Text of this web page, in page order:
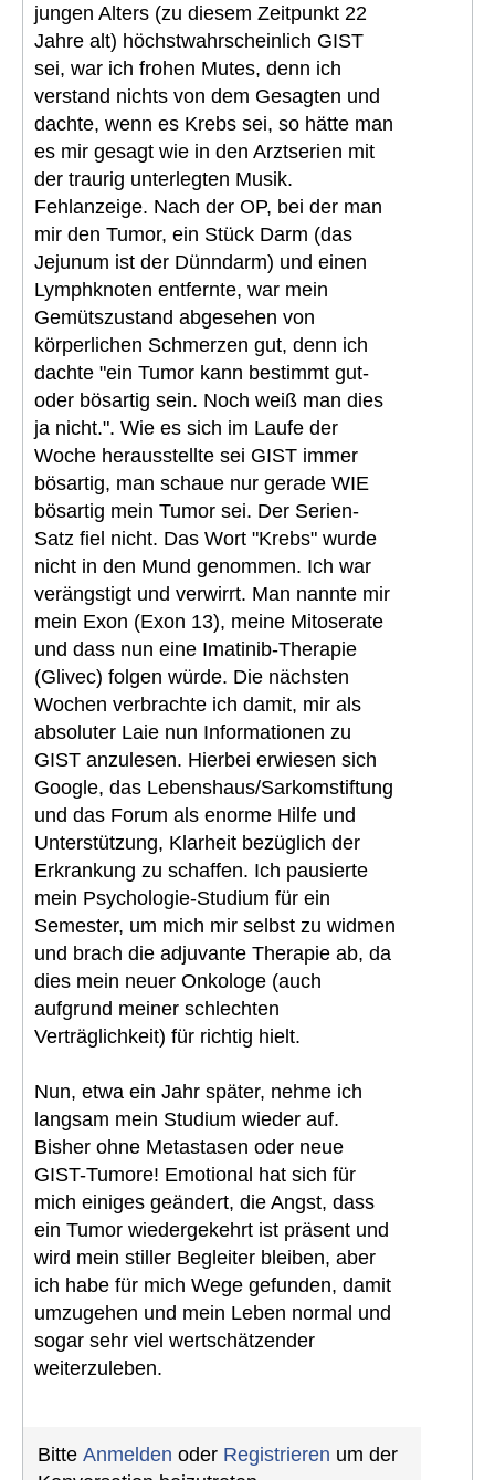
jungen Alters (zu diesem Zeitpunkt 22
Jahre alt) höchstwahrscheinlich GIST
sei, war ich frohen Mutes, denn ich
verstand nichts von dem Gesagten und
dachte, wenn es Krebs sei, so hätte man
es mir gesagt wie in den Arztserien mit
der traurig unterlegten Musik.
Fehlanzeige. Nach der OP, bei der man
mir den Tumor, ein Stück Darm (das
Jejunum ist der Dünndarm) und einen
Lymphknoten entfernte, war mein
Gemütszustand abgesehen von
körperlichen Schmerzen gut, denn ich
dachte "ein Tumor kann bestimmt gut-
oder bösartig sein. Noch weiß man dies
ja nicht.". Wie es sich im Laufe der
Woche herausstellte sei GIST immer
bösartig, man schaue nur gerade WIE
bösartig mein Tumor sei. Der Serien-
Satz fiel nicht. Das Wort "Krebs" wurde
nicht in den Mund genommen. Ich war
verängstigt und verwirrt. Man nannte mir
mein Exon (Exon 13), meine Mitoserate
und dass nun eine Imatinib-Therapie
(Glivec) folgen würde. Die nächsten
Wochen verbrachte ich damit, mir als
absoluter Laie nun Informationen zu
GIST anzulesen. Hierbei erwiesen sich
Google, das Lebenshaus/Sarkomstiftung
und das Forum als enorme Hilfe und
Unterstützung, Klarheit bezüglich der
Erkrankung zu schaffen. Ich pausierte
mein Psychologie-Studium für ein
Semester, um mich mir selbst zu widmen
und brach die adjuvante Therapie ab, da
dies mein neuer Onkologe (auch
aufgrund meiner schlechten
Verträglichkeit) für richtig hielt.
Nun, etwa ein Jahr später, nehme ich
langsam mein Studium wieder auf.
Bisher ohne Metastasen oder neue
GIST-Tumore! Emotional hat sich für
mich einiges geändert, die Angst, dass
ein Tumor wiedergekehrt ist präsent und
wird mein stiller Begleiter bleiben, aber
ich habe für mich Wege gefunden, damit
umzugehen und mein Leben normal und
sogar sehr viel wertschätzender
weiterzuleben.
Bitte Anmelden oder Registrieren um der